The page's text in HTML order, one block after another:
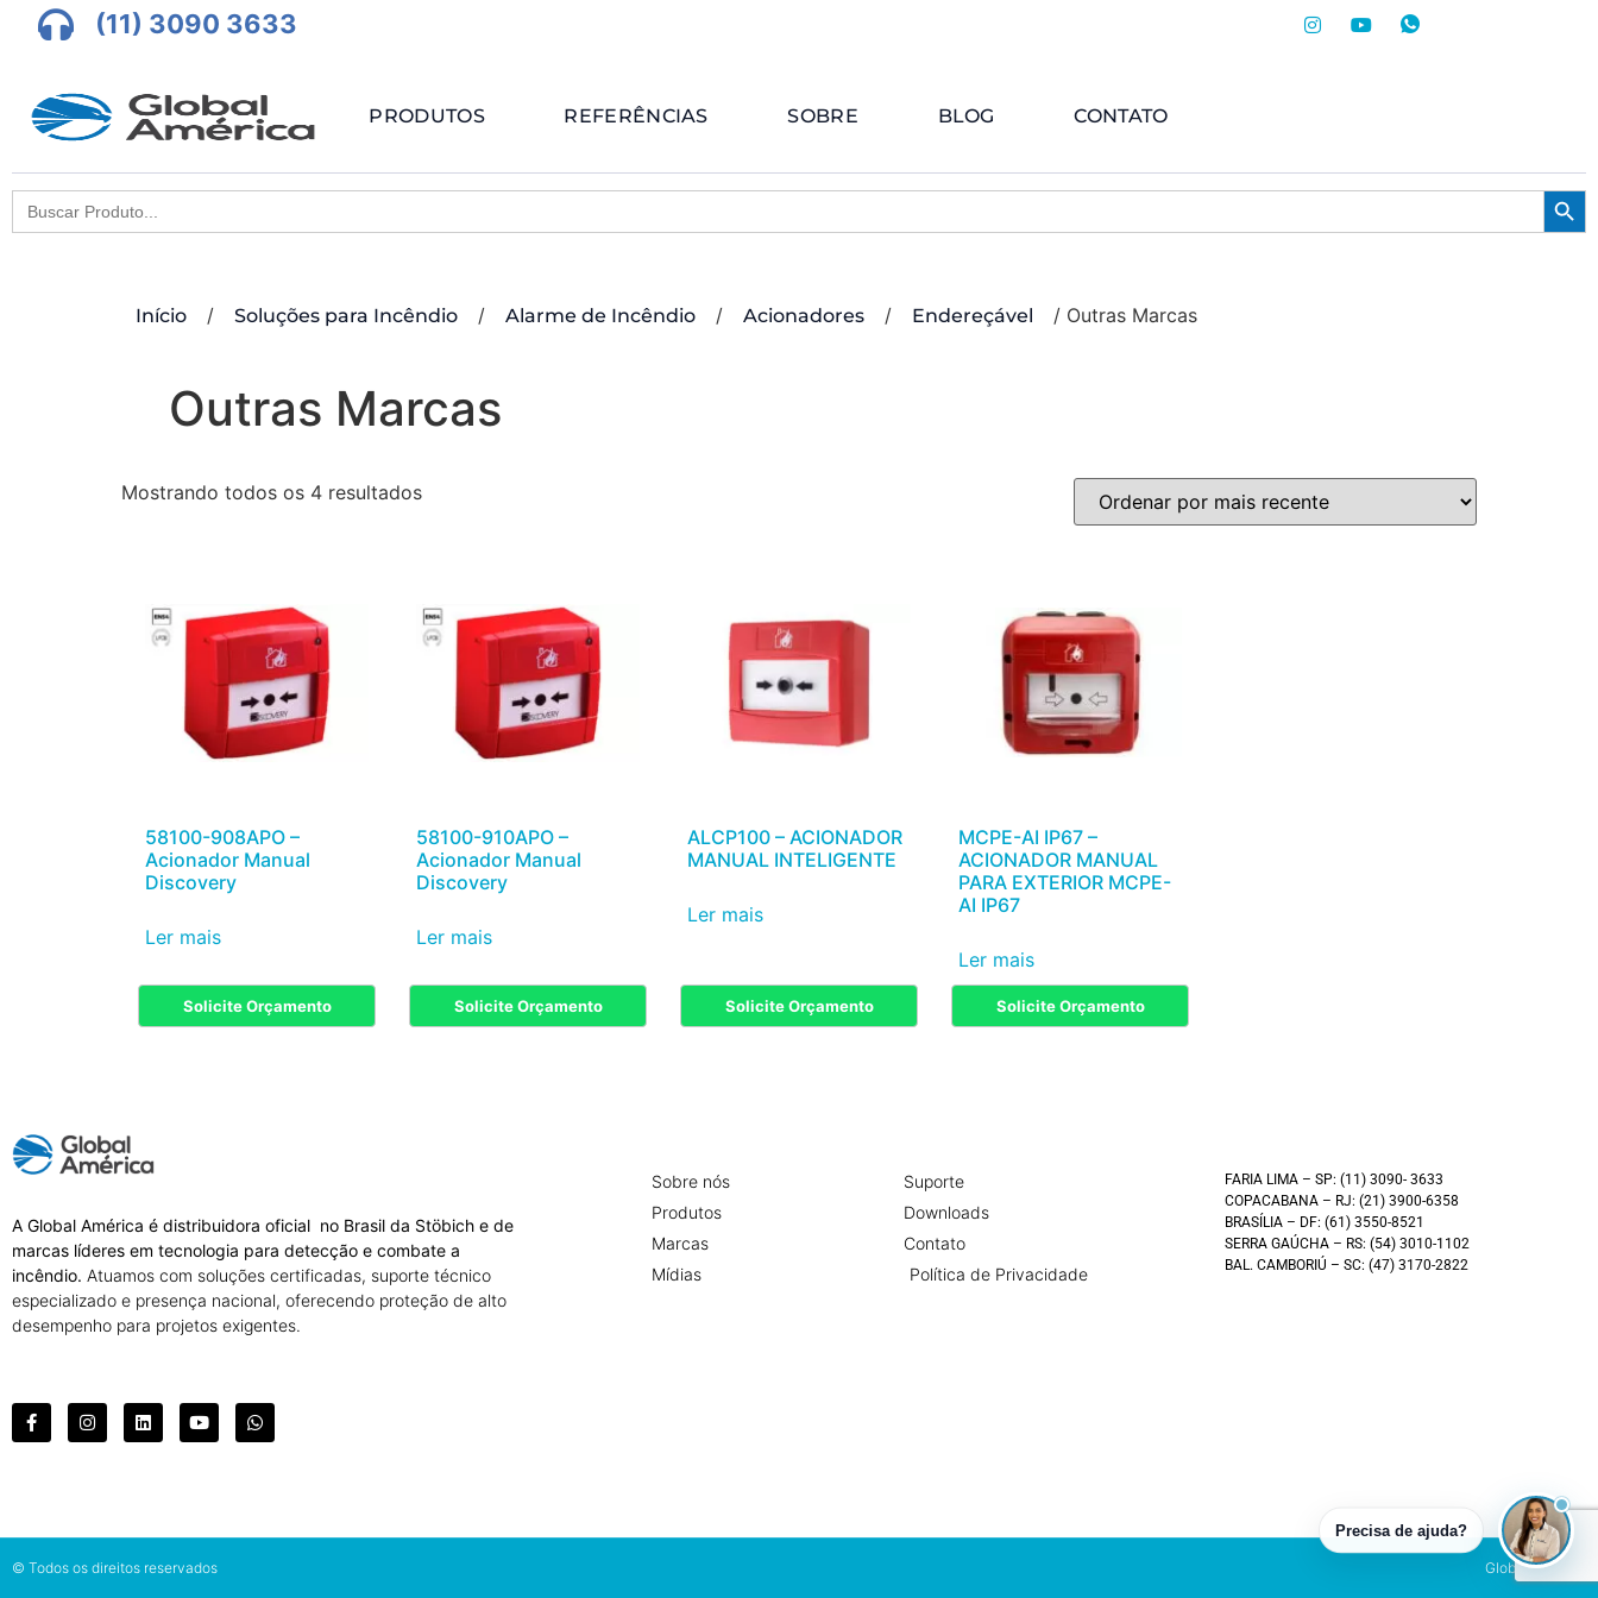
(11) 3090 3633
PRODUTOS REFERÊNCIAS SOBRE BLOG CONTATO
Search
for:
Início / Soluções para Incêndio / Alarme de Incêndio / Acionadores / Endereçável / Outras Marcas
Outras Marcas
Mostrando todos os 4 resultados
58100-908APO –
Acionador Manual
Discovery
Solicite Orçamento
Ler mais
58100-910APO –
Acionador Manual
Discovery
Solicite Orçamento
Ler mais
ALCP100 – ACIONADOR
MANUAL INTELIGENTE
Solicite Orçamento
Ler mais
MCPE-AI IP67 –
ACIONADOR MANUAL
PARA EXTERIOR MCPE-
AI IP67
Solicite Orçamento
Ler mais
A Global América é distribuidora oficial no Brasil da Stöbich e de
marcas líderes em tecnologia para detecção e combate a
incêndio. Atuamos com soluções certificadas, suporte técnico
especializado e presença nacional, oferecendo proteção de alto
desempenho para projetos exigentes.
Sobre nós
Produtos
Marcas
Mídias
Suporte
Downloads
Contato
Política de Privacidade
FARIA LIMA – SP: (11) 3090- 3633
COPACABANA – RJ: (21) 3900-6358
BRASÍLIA – DF: (61) 3550-8521
SERRA GAÚCHA – RS: (54) 3010-1102
BAL. CAMBORIÚ – SC: (47) 3170-2822
© Todos os direitos reservados Global América
Precisa de ajuda?